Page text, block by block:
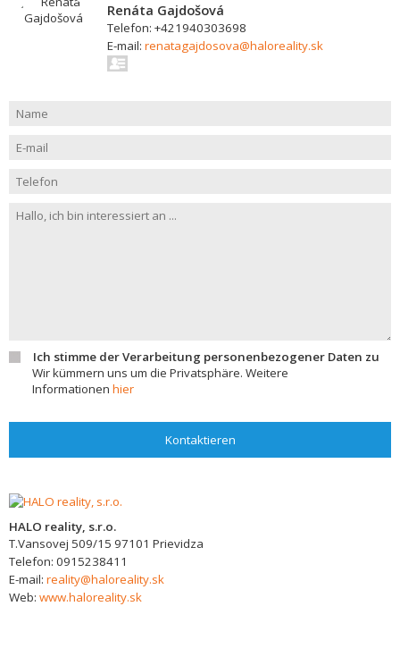
Renáta Gajdošová
Telefon: +421940303698
E-mail: renatagajdosova@haloreality.sk
Ich stimme der Verarbeitung personenbezogener Daten zu
Wir kümmern uns um die Privatsphäre. Weitere
Informationen hier
Kontaktieren
HALO reality, s.r.o.
T.Vansovej 509/15 97101 Prievidza
Telefon: 0915238411
E-mail: reality@haloreality.sk
Web: www.haloreality.sk